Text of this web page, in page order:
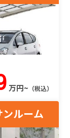
万円~ （税込）
ルーム